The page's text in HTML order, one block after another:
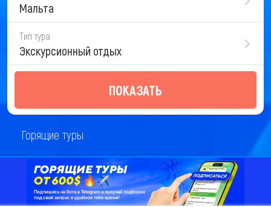
Мальта
Тип тура
Экскурсионный отдых
ПОКАЗАТЬ
Горящие туры